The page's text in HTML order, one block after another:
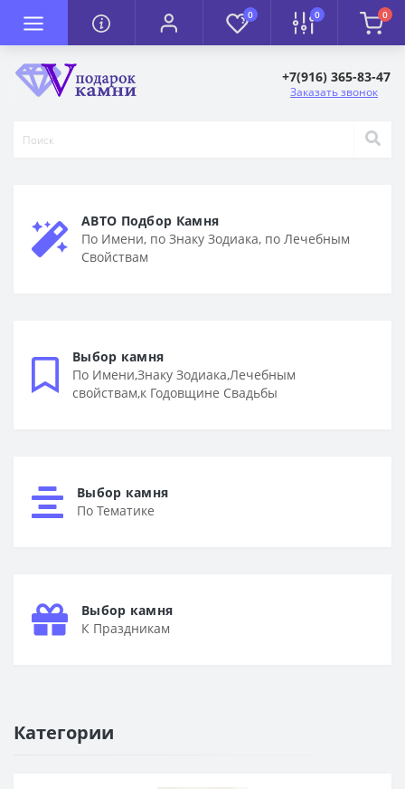
0 0 0
+7(916) 365-83-47
Заказать звонок
АВТО Подбор Камня
По Имени, по Знаку Зодиака, по Лечебным
Свойствам
Выбор камня
По Имени,Знаку Зодиака,Лечебным
свойствам,к Годовщине Свадьбы
Выбор камня
По Тематике
Выбор камня
К Праздникам
Категории